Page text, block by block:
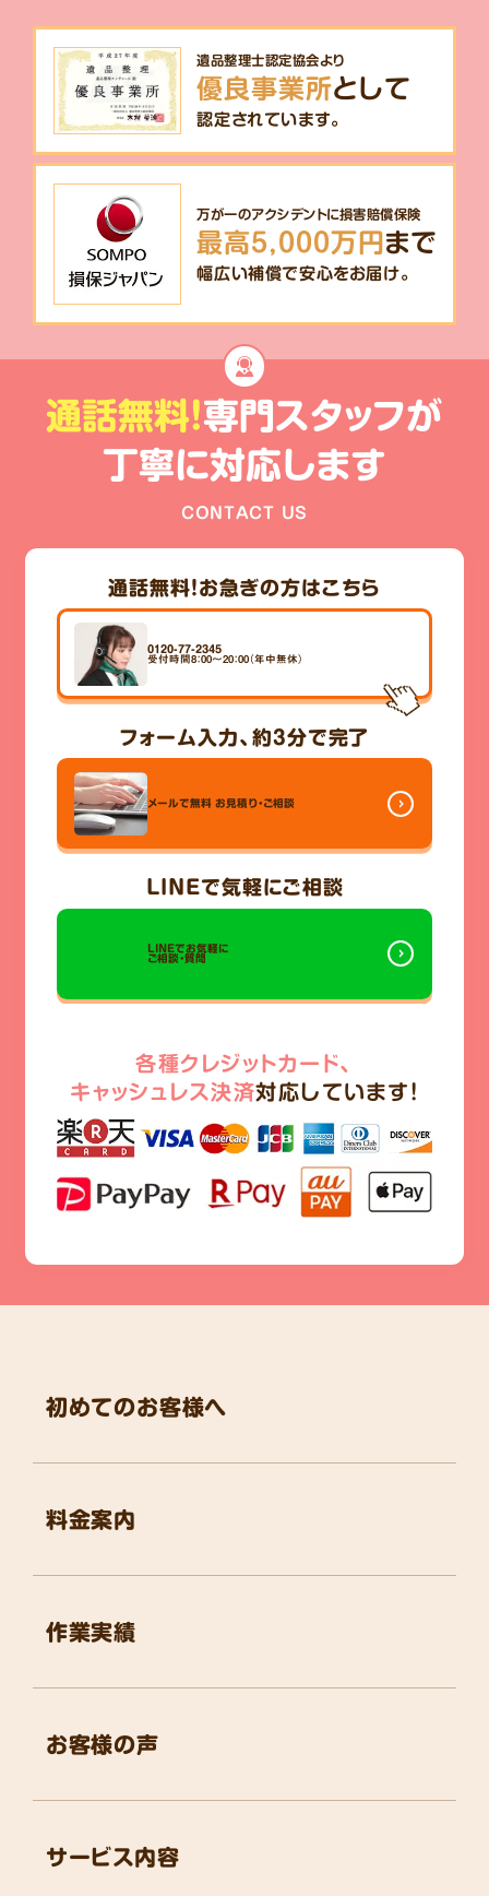
遺品整理士認定協会より
優良事業所として
認定されています。
万が一のアクシデントに損害賠償保険
最高5,000万円まで
幅広い補償で安心をお届け。
通話無料!専門スタッフが
丁寧に対応します
CONTACT US
通話無料！お急ぎの方はこちら
0120-77-2345
受付時間8：00～20：00（年中無休）
フォーム入力、 約3分で完了
メールで無料 お見積り・ご相談
LINEで気軽にご相談
LINEでお気軽に
ご相談・質問
各種クレジットカード、
キャッシュレス決済対応しています!
初めてのお客様へ
料金案内
作業実績
お客様の声
サービス内容